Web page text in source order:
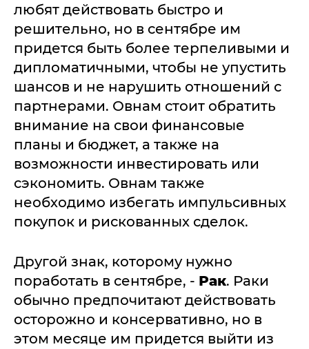
любят действовать быстро и
решительно, но в сентябре им
придется быть более терпеливыми и
дипломатичными, чтобы не упустить
шансов и не нарушить отношений с
партнерами. Овнам стоит обратить
внимание на свои финансовые
планы и бюджет, а также на
возможности инвестировать или
сэкономить. Овнам также
необходимо избегать импульсивных
покупок и рискованных сделок.
Другой знак, которому нужно
поработать в сентябре, - Рак. Раки
обычно предпочитают действовать
осторожно и консервативно, но в
этом месяце им придется выйти из